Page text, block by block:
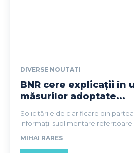
DIVERSE NOUTATI
BNR cere explicații în
măsurilor adoptate...
Solicitările de clarificare din
informații suplimentare referitoare
MIHAI RARES